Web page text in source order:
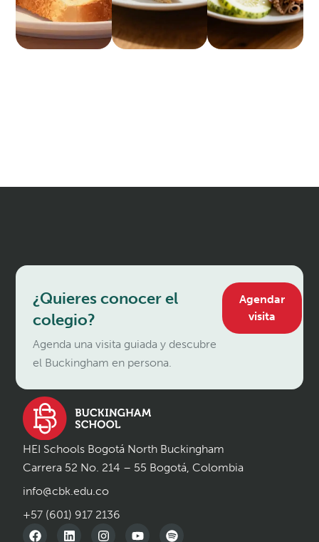
¿Quieres conocer el
colegio?
Agenda una visita guiada y descubre
el Buckingham en persona.
Agendar
visita
HEI Schools Bogotá North Buckingham
Carrera 52 No. 214 – 55 Bogotá, Colombia
info@cbk.edu.co
+57 (601) 917 2136